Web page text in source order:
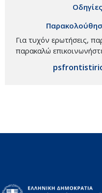
Για τυχόν ερωτήσεις,
παρακαλώ